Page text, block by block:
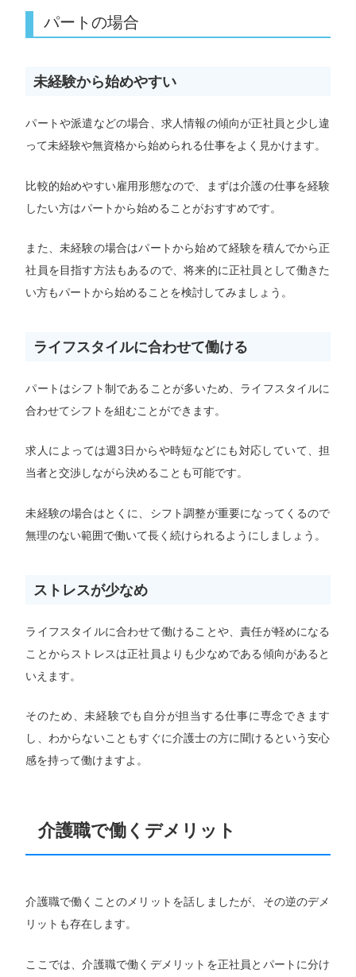
パートの場合
未経験から始めやすい
パートや派遣などの場合、求人情報の傾向が正社員と少し違
って未経験や無資格から始められる仕事をよく見かけます。
比較的始めやすい雇用形態なので、まずは介護の仕事を経験
したい方はパートから始めることがおすすめです。
また、未経験の場合はパートから始めて経験を積んでから正
社員を目指す方法もあるので、将来的に正社員として働きた
い方もパートから始めることを検討してみましょう。
ライフスタイルに合わせて働ける
パートはシフト制であることが多いため、ライフスタイルに
合わせてシフトを組むことができます。
求人によっては週3日からや時短などにも対応していて、担
当者と交渉しながら決めることも可能です。
未経験の場合はとくに、シフト調整が重要になってくるので
無理のない範囲で働いて長く続けられるようにしましょう。
ストレスが少なめ
ライフスタイルに合わせて働けることや、責任が軽めになる
ことからストレスは正社員よりも少なめである傾向があると
いえます。
そのため、未経験でも自分が担当する仕事に専念できます
し、わからないこともすぐに介護士の方に聞けるという安心
感を持って働けますよ。
介護職で働くデメリット
介護職で働くことのメリットを話しましたが、その逆のデメ
リットも存在します。
ここでは、介護職で働くデメリットを正社員とパートに分け